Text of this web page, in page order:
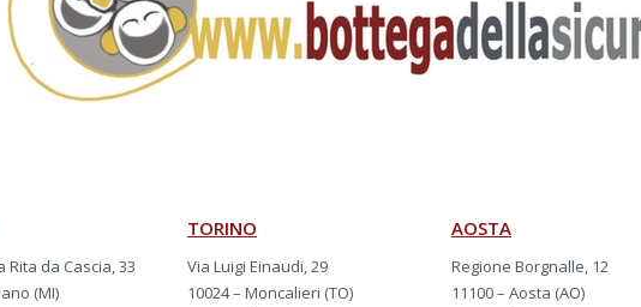
Rita da Cascia, 33
(MI)
TORINO
Via Luigi Einaudi, 29
10024 – Moncalieri (TO)
AOSTA
Regione Borgnalle, 12
11100 – Aosta (AO)